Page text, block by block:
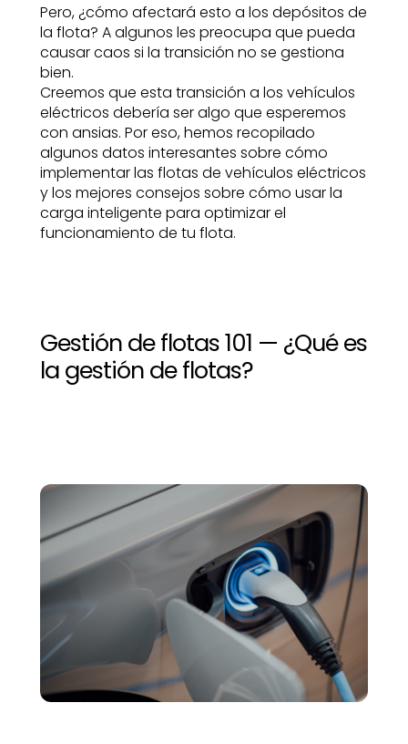
Pero, ¿cómo afectará esto a los depósitos de
la flota? A algunos les preocupa que pueda
causar caos si la transición no se gestiona
bien.
Creemos que esta transición a los vehículos
eléctricos debería ser algo que esperemos
con ansias. Por eso, hemos recopilado
algunos datos interesantes sobre cómo
implementar las flotas de vehículos eléctricos
y los mejores consejos sobre cómo usar la
carga inteligente para optimizar el
funcionamiento de tu flota.
Gestión de flotas 101 — ¿Qué es
la gestión de flotas?